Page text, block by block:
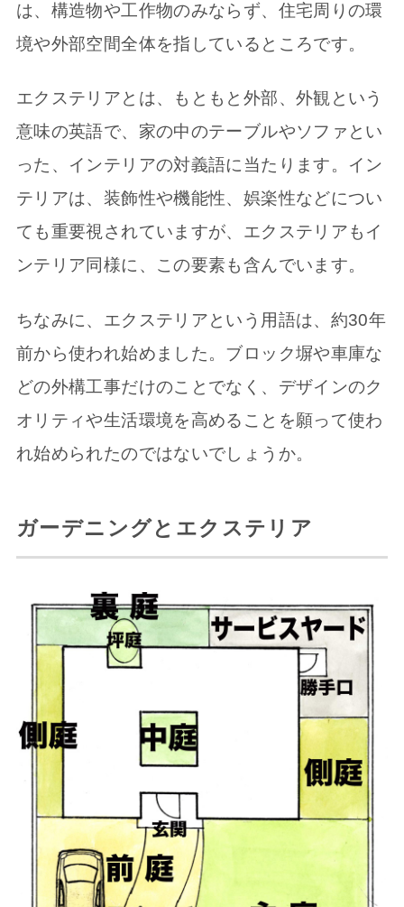
は、構造物や工作物のみならず、住宅周りの環
境や外部空間全体を指しているところです。
エクステリアとは、もともと外部、外観という
意味の英語で、家の中のテーブルやソファとい
った、インテリアの対義語に当たります。イン
テリアは、装飾性や機能性、娯楽性などについ
ても重要視されていますが、エクステリアもイ
ンテリア同様に、この要素も含んでいます。
ちなみに、エクステリアという用語は、約30年
前から使われ始めました。ブロック塀や車庫な
どの外構工事だけのことでなく、デザインのク
オリティや生活環境を高めることを願って使わ
れ始められたのではないでしょうか。
ガーデニングとエクステリア